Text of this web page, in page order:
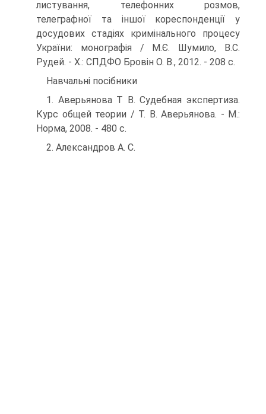
листування, телефонних розмов,
телеграфної та іншої корес­понденції у
досудових стадіях кримінального процесу
Укра­їни: монографія / М.Є. Шумило, В.С.
Рудей. - X.: СПДФО Бровін О. В., 2012. - 208 с.
Навчальні посібники
1. Аверьянова T В. Судебная экспертиза.
Курс общей теории / Т. В. Аверьянова. - M.:
Норма, 2008. - 480 с.
2. Александров A. C.